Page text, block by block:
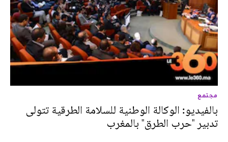
مجتمع
بالفيديو: الوكالة الوطنية للسلامة الطرقية تتولى
تدبير "حرب الطرق" بالمغرب